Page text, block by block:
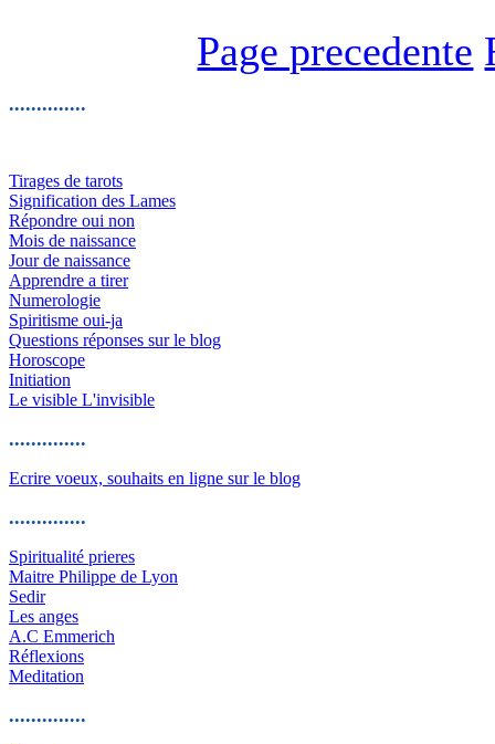
Page precedente
..............
Tirages de tarots
Signification des Lames
Répondre oui non
Mois de naissance
Jour de naissance
Apprendre a tirer
Numerologie
Spiritisme oui-ja
Questions réponses sur le blog
Horoscope
Initiation
Le visible L'invisible
..............
Ecrire voeux, souhaits en ligne sur le blog
..............
Spiritualité prieres
Maitre Philippe de Lyon
Sedir
Les anges
A.C Emmerich
Réflexions
Meditation
..............